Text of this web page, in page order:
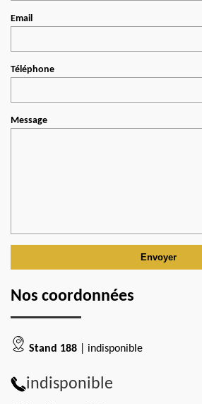
Email
Téléphone
Message
Nos coordonnées
Stand 188 | indisponible
indisponible